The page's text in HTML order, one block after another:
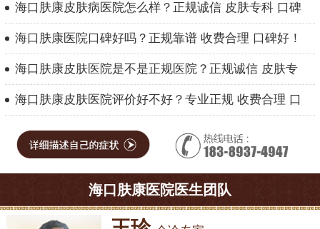
海口肤康皮肤病医院怎么样？正规诚信 皮肤专科 口碑
海口肤康医院口碑好吗？正规靠谱 收费合理 口碑好！
海口肤康皮肤医院是不是正规医院？正规诚信 皮肤专
海口肤康皮肤医院评价好不好？专业正规 收费合理 口
海口肤康医院医生团队